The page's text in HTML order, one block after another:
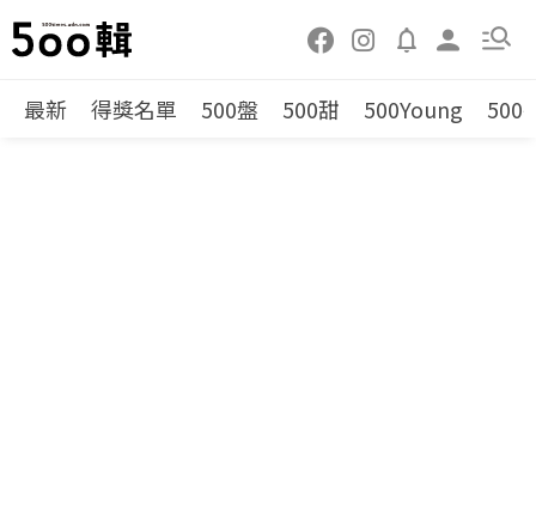
最新 得獎名單 500盤 500甜 500Young 500